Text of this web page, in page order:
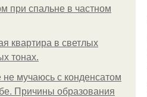
при спальне в частном
квартира в светлых
тонах.
мучаюсь с конденсатом
Причины образования